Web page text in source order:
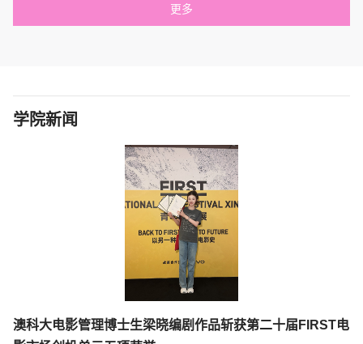
更多
学院新闻
澳科大电影管理博士生梁晓编剧作品斩获第二十届FIRST电